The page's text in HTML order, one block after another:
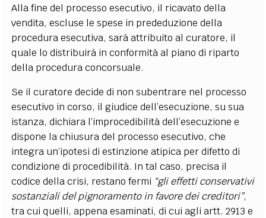
Alla fine del processo esecutivo, il ricavato della
vendita, escluse le spese in prededuzione della
procedura esecutiva, sarà attribuito al curatore, il
quale lo distribuirà in conformità al piano di riparto
della procedura concorsuale.
Se il curatore decide di non subentrare nel processo
esecutivo in corso, il giudice dell’esecuzione, su sua
istanza, dichiara l’improcedibilità dell’esecuzione e
dispone la chiusura del processo esecutivo, che
integra un’ipotesi di estinzione atipica per difetto di
condizione di procedibilità. In tal caso, precisa il
codice della crisi, restano fermi “gli effetti conservativi
sostanziali del pignoramento in favore dei creditori”,
tra cui quelli, appena esaminati, di cui agli artt. 2913 e